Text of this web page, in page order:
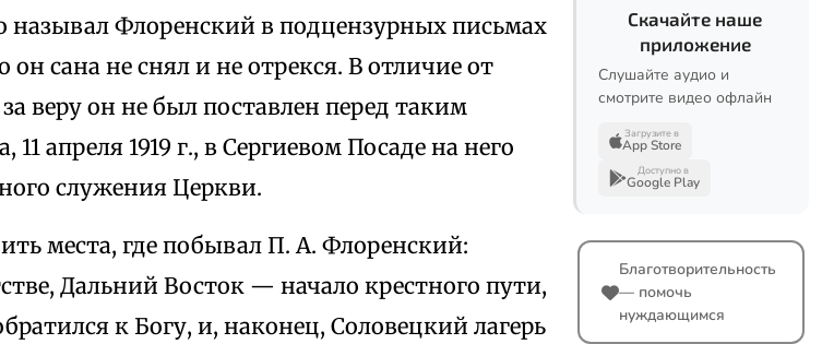
называл Флоренский в подцензурных письмах
сана не снял и не отрекся. В отличие от
веру он не был поставлен перед таким
апреля 1919 г., в Сергиевом Посаде на него
служения Церкви.
места, где побывал П. А. Флоренский:
Дальний Восток — начало крестного пути,
к Богу, и, наконец, Соловецкий лагерь
Скачайте наше
приложение
Слушайте аудио и
смотрите видео офлайн
Загрузите в
App Store
Доступно в
Google Play
Благотворительность
— помочь
нуждающимся